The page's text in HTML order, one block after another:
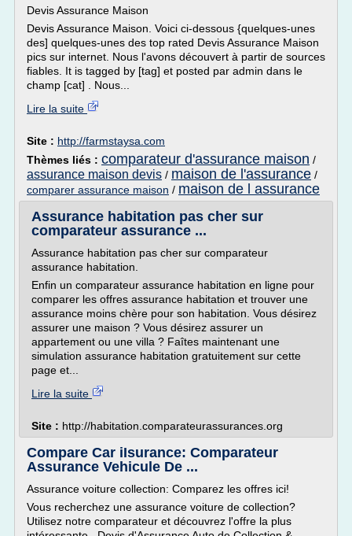
Devis Assurance Maison
Devis Assurance Maison. Voici ci-dessous {quelques-unes
des] quelques-unes des top rated Devis Assurance Maison
pics sur internet. Nous l'avons découvert à partir de sources
fiables. It is tagged by [tag] et posted par admin dans le
champ [cat] . Nous...
Lire la suite
Site : http://farmstaysa.com
Thèmes liés : comparateur d'assurance maison /
assurance maison devis / maison de l'assurance /
comparer assurance maison / maison de l assurance
Assurance habitation pas cher sur
comparateur assurance ...
Assurance habitation pas cher sur comparateur
assurance habitation.
Enfin un comparateur assurance habitation en ligne pour
comparer les offres assurance habitation et trouver une
assurance moins chère pour son habitation. Vous désirez
assurer une maison ? Vous désirez assurer un
appartement ou une villa ? Faîtes maintenant une
simulation assurance habitation gratuitement sur cette
page et...
Lire la suite
Site : http://habitation.comparateurassurances.org
Compare Car iIsurance: Comparateur
Assurance Vehicule De ...
Assurance voiture collection: Comparez les offres ici!
Vous recherchez une assurance voiture de collection?
Utilisez notre comparateur et découvrez l'offre la plus